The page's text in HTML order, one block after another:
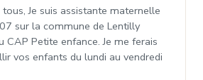
Je suis assistante maternelle
sur la commune de Lentilly
Petite enfance. Je me ferais
vos enfants du lundi au vendredi